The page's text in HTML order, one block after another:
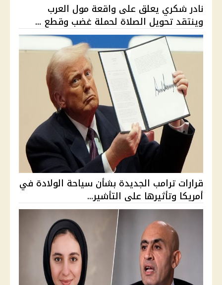
نادر شكري يعلق على واقعة مول العرب
وينتقد تحويل الصلاة لحملة غضب وقطع ...
قرارات ترامب الجديدة بشأن سياحة الولادة في
أمريكا وتأثيرها على التأشير...